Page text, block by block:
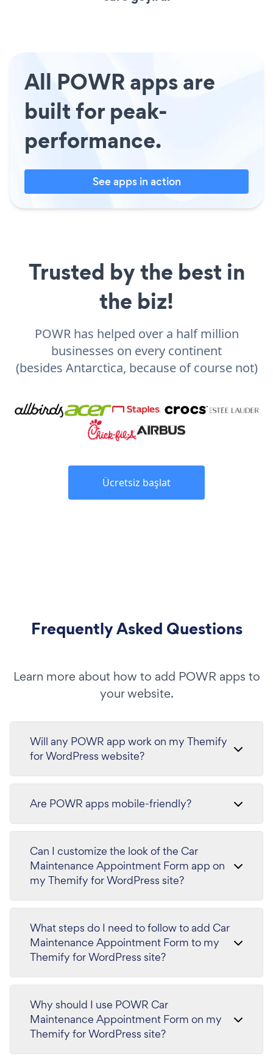
All POWR apps are
built for peak-
performance.
See apps in action
Trusted by the best in
the biz!
POWR has helped over a half million
businesses on every continent
(besides Antarctica, because of course not)
Ücretsiz başlat
Frequently Asked Questions
Learn more about how to add POWR apps to
your website.
Will any POWR app work on my Themify
for WordPress website?
Are POWR apps mobile-friendly?
Can I customize the look of the Car
Maintenance Appointment Form app on
my Themify for WordPress site?
What steps do I need to follow to add Car
Maintenance Appointment Form to my
Themify for WordPress site?
Why should I use POWR Car
Maintenance Appointment Form on my
Themify for WordPress site?